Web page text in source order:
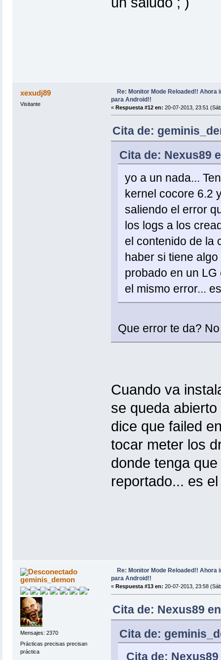
xexudj89
Visitante
Re: Monitor Mode Reloaded!! Ahora
para Android!!
« Respuesta #12 en: 20-07-2013, 23:51
Cita de:
Cita de: Nexus89
yo a un nada...
kernel cocore 6.2
saliendo el error
los logs a los
el contenido de la
haber si tiene
probado en un
el mismo error...
Que error te da?
Cuando va
se queda
dice que failed
tocar meter los
donde tenga
reportado... es
geminis_demon
Mensajes: 2370
Prácticas precisas precisan
práctica
Re: Monitor Mode Reloaded!! Ahora
para Android!!
« Respuesta #13 en: 20-07-2013, 23:58
Cita de: Nexus89
Cita de:
Cita de: